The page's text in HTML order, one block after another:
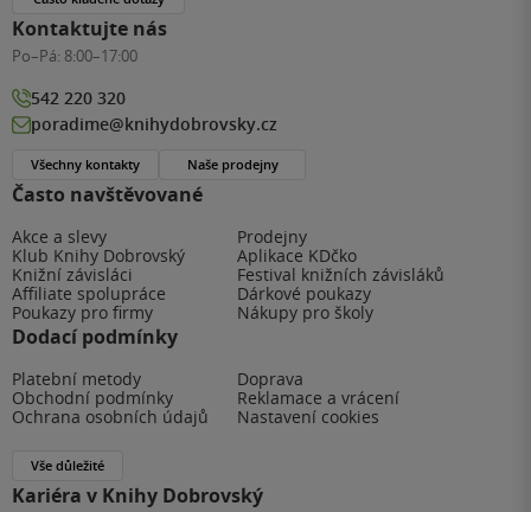
Často navštěvované
Akce a slevy
Prodejny
Klub Knihy Dobrovský
Aplikace KDčko
Knižní závisláci
Festival knižních závisláků
Affiliate spolupráce
Dárkové poukazy
Poukazy pro firmy
Nákupy pro školy
Dodací podmínky
Platební metody
Doprava
Obchodní podmínky
Reklamace a vrácení
Ochrana osobních údajů
Nastavení cookies
Vše důležité
Kariéra v Knihy Dobrovský
Kontaktujte nás
Po–Pá: 8:00–17:00
542 220 320
poradime@knihydobrovsky.cz
Všechny kontakty Naše prodejny